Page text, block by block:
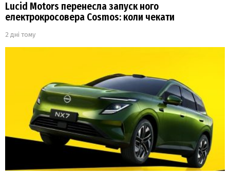
Lucid Motors перенесла запуск ного
електрокросовера Cosmos: коли чекати
2 дні тому